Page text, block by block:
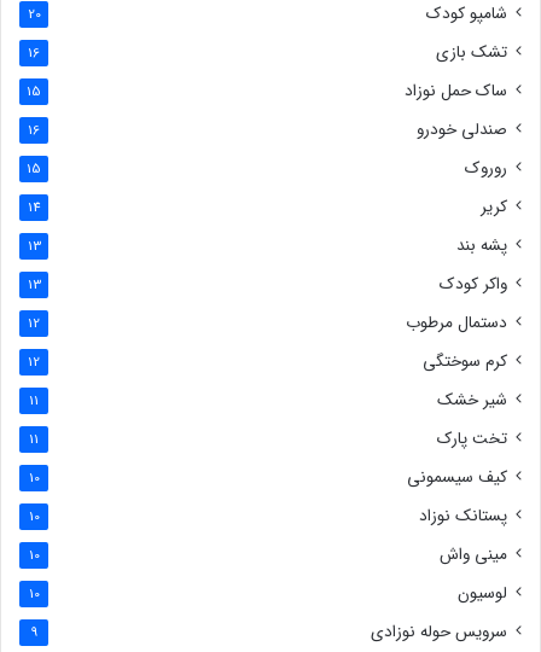
شامپو کودک 20
تشک بازی 16
ساک حمل نوزاد 15
صندلی خودرو 16
روروک 15
کریر 14
پشه بند 13
واکر کودک 13
دستمال مرطوب 12
کرم سوختگی 12
شیر خشک 11
تخت پارک 11
کیف سیسمونی 10
پستانک نوزاد 10
مینی واش 10
لوسیون 10
سرویس حوله نوزادی 9